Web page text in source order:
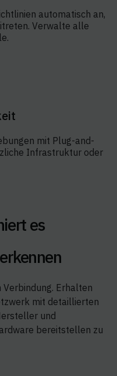
automatisch an,
Verwalte alle
mit Plug-and-
Infrastruktur oder
es
Erhalten
mit detaillierten
und
bereitstellen zu